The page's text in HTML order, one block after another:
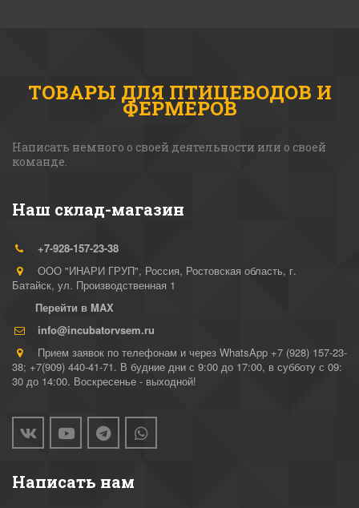
ТОВАРЫ ДЛЯ ПТИЦЕВОДОВ И
ФЕРМЕРОВ
Написать немного о своей деятельности или о своей
команде.
Наш склад-магазин
+7-928-157-23-38
ООО "ИНАРИ ГРУП", Россия, Ростовская область, г.
Батайск, ул. Производственная 1
Перейти в MAX
info@incubatorvsem.ru
Прием заявок по телефонам и через WhatsApp +7 (928) 157-23-
38; +7(909) 440-41-71. В будние дни с 9:00 до 17:00, в субботу с 09:
30 до 14:00. Воскресенье - выходной!
Написать нам